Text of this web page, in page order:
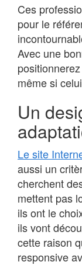
Ces
pour le
Avec une
même si
Un
Le site
aussi un
cherchent
mettent pas
ils ont le
ils vont
cette raison
responsive